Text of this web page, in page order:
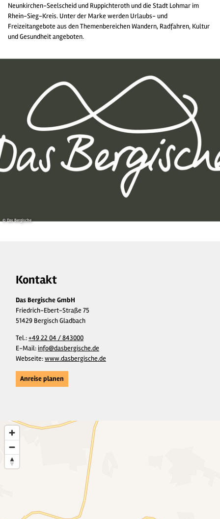
Neunkirchen-Seelscheid und Ruppichteroth und die Stadt Lohmar im
Rhein-Sieg-Kreis. Unter der Marke werden Urlaubs- und
Freizeitangebote aus den Themenbereichen Wandern, Radfahren, Kultur
und Gesundheit angeboten.
© Das Bergische
Kontakt
Das Bergische GmbH
Friedrich-Ebert-Straße 75
51429 Bergisch Gladbach
Tel.:+49 22 04 / 843000
E-Mail:info@dasbergische.de
Webseite:www.dasbergische.de
Anreise planen